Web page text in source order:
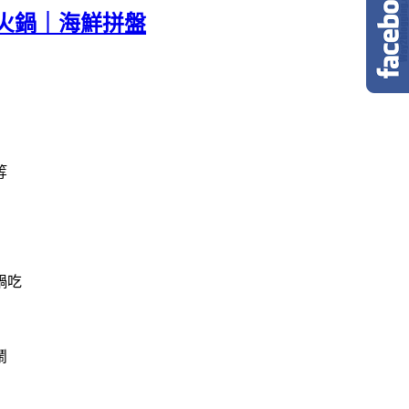
鍋｜海鮮拼盤